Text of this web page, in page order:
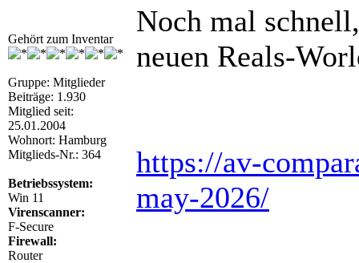
Gehört zum Inventar
Gruppe: Mitglieder
Beiträge: 1.930
Mitglied seit:
25.01.2004
Wohnort: Hamburg
Mitglieds-Nr.: 364
Betriebssystem:
Win 11
Virenscanner:
F-Secure
Firewall:
Router
Noch mal
neuen Reals-
https://av-
may-2026/